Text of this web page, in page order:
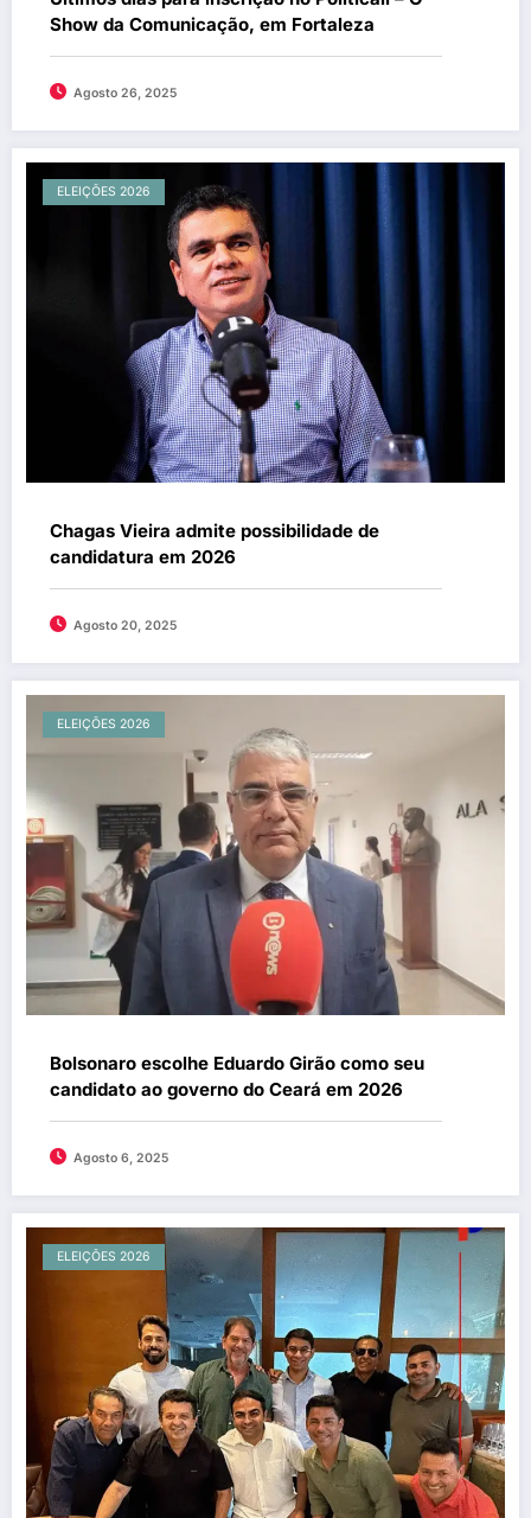
Show da Comunicação, em Fortaleza
Agosto 26, 2025
ELEIÇÕES 2026
Chagas Vieira admite possibilidade de
candidatura em 2026
Agosto 20, 2025
ELEIÇÕES 2026
Bolsonaro escolhe Eduardo Girão como seu
candidato ao governo do Ceará em 2026
Agosto 6, 2025
ELEIÇÕES 2026